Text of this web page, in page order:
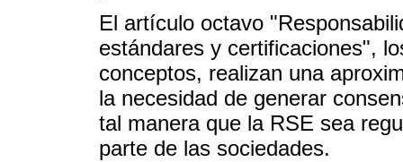
El artículo octavo
estándares y certificaciones",
conceptos, realizan una
la necesidad de generar
tal manera que la RSE sea
parte de las sociedades.